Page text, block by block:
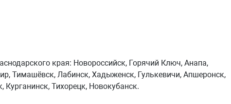
края: Новороссийск, Горячий Ключ, Анапа,
Тимашёвск, Лабинск, Хадыженск, Гулькевичи, Апшеронск,
Тихорецк, Новокубанск.